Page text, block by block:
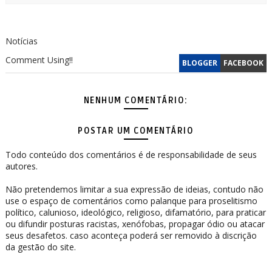
Notícias
BLOGGER FACEBOOK
Comment Using!!
NENHUM COMENTÁRIO:
POSTAR UM COMENTÁRIO
Todo conteúdo dos comentários é de responsabilidade de seus
autores.
Não pretendemos limitar a sua expressão de ideias, contudo não
use o espaço de comentários como palanque para proselitismo
político, calunioso, ideológico, religioso, difamatório, para praticar
ou difundir posturas racistas, xenófobas, propagar ódio ou atacar
seus desafetos. caso aconteça poderá ser removido à discrição
da gestão do site.